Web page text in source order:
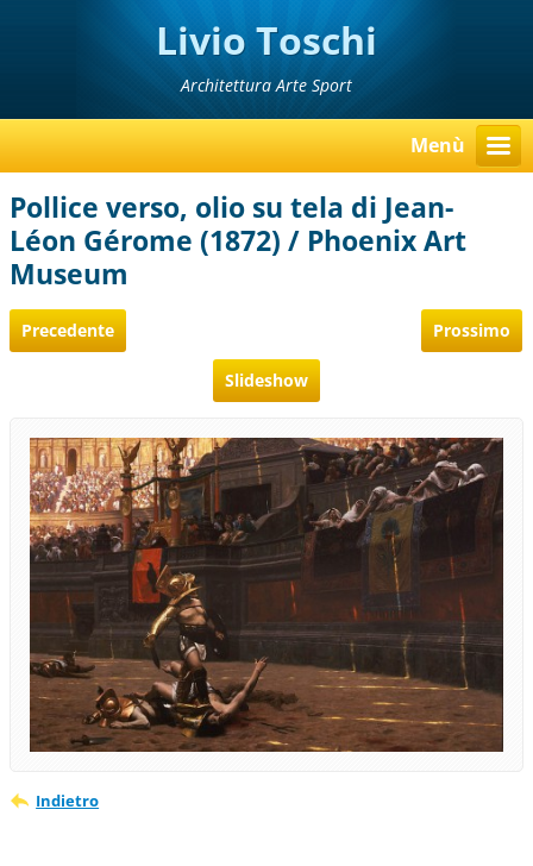
Livio Toschi
Architettura Arte Sport
Menù
Pollice verso, olio su tela di Jean-
Léon Gérome (1872) / Phoenix Art
Museum
Precedente Prossimo
Slideshow
Indietro